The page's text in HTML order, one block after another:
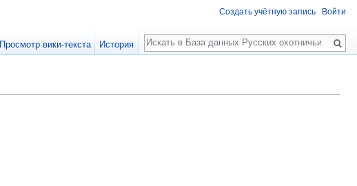
Создать учётную запись Войти
Просмотр вики-текста История
Поиск